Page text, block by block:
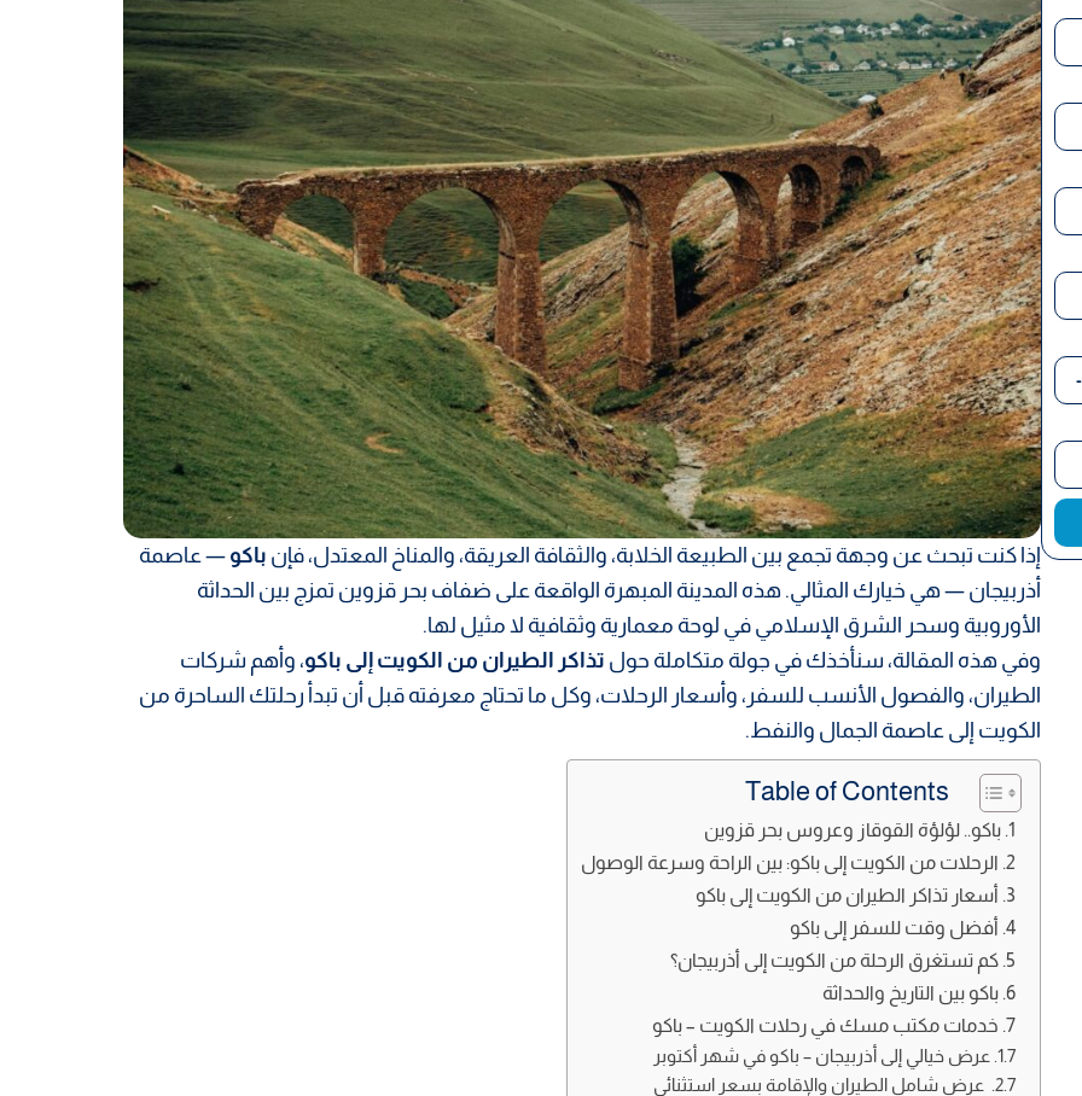
إذا كنت تبحث عن وجهة تجمع بين الطبيعة الخلابة، والثقافة العريقة، والمناخ المعتدل، فإن باكو — عاصمة
أذربيجان — هي خيارك المثالي. هذه المدينة المبهرة الواقعة على ضفاف بحر قزوين تمزج بين الحداثة
الأوروبية وسحر الشرق الإسلامي في لوحة معمارية وثقافية لا مثيل لها.
وفي هذه المقالة، سنأخذك في جولة متكاملة حول تذاكر الطيران من الكويت إلى باكو، وأهم شركات
الطيران، والفصول الأنسب للسفر، وأسعار الرحلات، وكل ما تحتاج معرفته قبل أن تبدأ رحلتك الساحرة من
الكويت إلى عاصمة الجمال والنفط.
Table of Contents
باكو.. لؤلؤة القوقاز وعروس بحر قزوين
الرحلات من الكويت إلى باكو: بين الراحة وسرعة الوصول
أسعار تذاكر الطيران من الكويت إلى باكو
أفضل وقت للسفر إلى باكو
كم تستغرق الرحلة من الكويت إلى أذربيجان؟
باكو بين التاريخ والحداثة
خدمات مكتب مسك في رحلات الكويت – باكو
عرض خيالي إلى أذربيجان – باكو في شهر أكتوبر
عرض شامل الطيران والإقامة بسعر استثنائي